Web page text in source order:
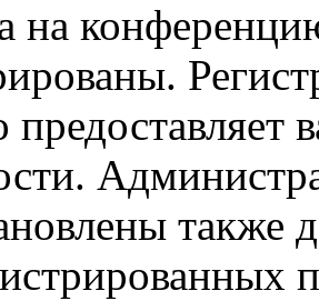
на
предоставляет
также